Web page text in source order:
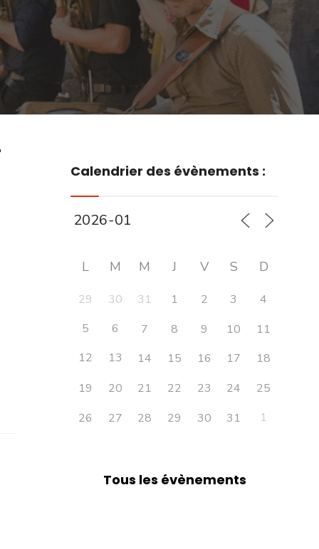
Calendrier des évènements :
L M M J V S D
29 30 31 1 2 3
4
5
6 7 8 9 10
11
12
13 14 15 16 17
18
19
20 21 22 23 24
25
26
27 28 29 30 31 1
Tous les évènements